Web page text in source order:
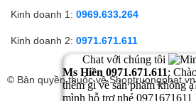
Kinh doanh 1: 0969.633.264
Kinh doanh 2: 0971.671.611
© Bản quyền thuộc vềShoptruongphat.vn